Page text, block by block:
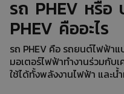
รถ PHEV หรือ
PHEV คืออะไร
รถ PHEV คือ รถยนต์ไฟฟ้า
มอเตอร์ไฟฟ้าทำงานร่วมกับ
ใช้ได้ทั้งพลังงานไฟฟ้า และน้